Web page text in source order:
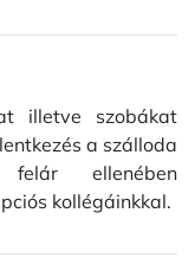
illetve szobákat
a szálloda
felár ellenében
kollégáinkkal.